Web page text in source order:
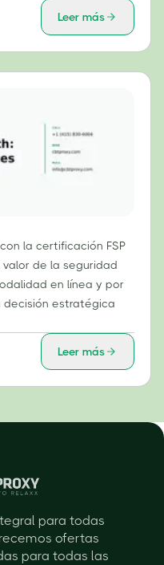
Leer más
la certificación FSP
valor de la seguridad
en línea y por
decisión estratégica
Leer más
para todas
ofertas
para todas las